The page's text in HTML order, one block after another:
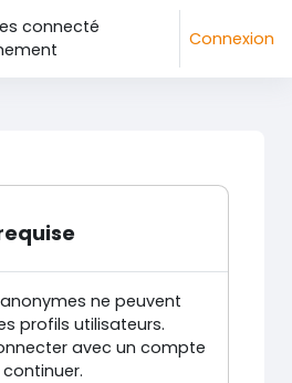
connecté
Connexion
ne peuvent
profils utilisateurs.
avec un compte